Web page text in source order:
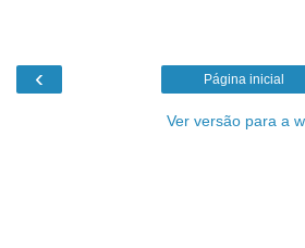
‹ Página inicial
Ver versão para a